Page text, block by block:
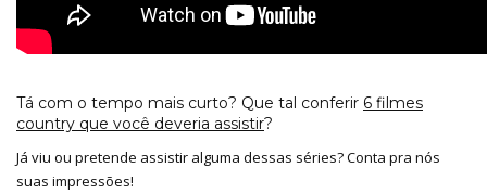
Tá com o tempo mais curto? Que tal conferir 6 filmes
country que você deveria assistir?
Já viu ou pretende assistir alguma dessas séries? Conta pra nós
suas impressões!